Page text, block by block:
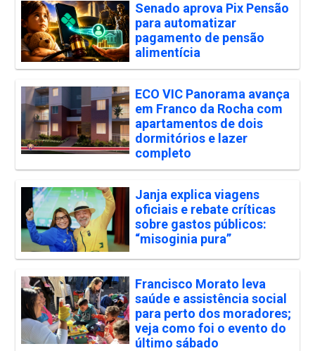
Senado aprova Pix Pensão
para automatizar
pagamento de pensão
alimentícia
ECO VIC Panorama avança
em Franco da Rocha com
apartamentos de dois
dormitórios e lazer
completo
Janja explica viagens
oficiais e rebate críticas
sobre gastos públicos:
“misoginia pura”
Francisco Morato leva
saúde e assistência social
para perto dos moradores;
veja como foi o evento do
último sábado